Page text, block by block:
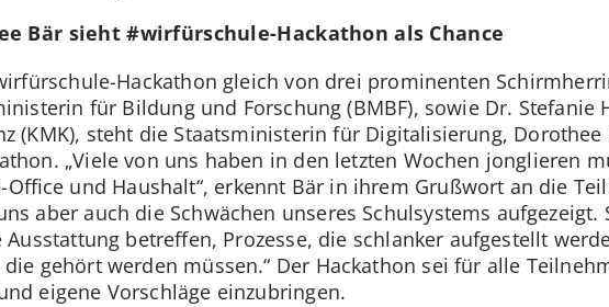
Bär sieht #wirfürschule-Hackathon als Chance
Hackathon gleich von drei prominenten
für Bildung und Forschung (BMBF), sowie Dr. Stefanie
(KMK), steht die Staatsministerin für Digitalisierung,
„Viele von uns haben in den letzten Wochen jonglieren
und Haushalt“, erkennt Bär in ihrem Grußwort an die
aber auch die Schwächen unseres Schulsystems aufgezeigt.
betreffen, Prozesse, die schlanker aufgestellt
gehört werden müssen.“ Der Hackathon sei für alle
eigene Vorschläge einzubringen.